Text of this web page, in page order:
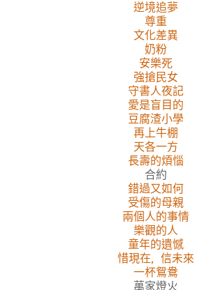
逆境追夢
尊重
文化差異
奶粉
安樂死
強搶民女
守書人夜記
愛是盲目的
豆腐渣小學
再上牛棚
天各一方
長壽的煩惱
合約
錯過又如何
受傷的母親
兩個人的事情
樂觀的人
童年的遺憾
惜現在，信未來
一杯鴛鴦
萬家燈火